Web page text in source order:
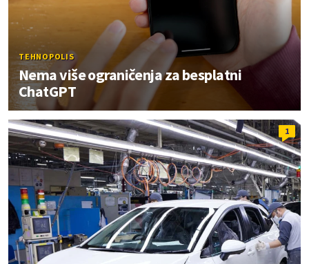
TEHNOPOLIS
Nema više ograničenja za besplatni
ChatGPT
1